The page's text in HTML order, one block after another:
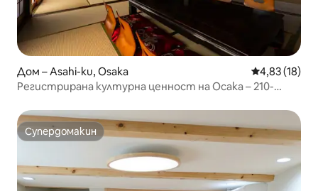
Дом – Asahi-ku, Osaka Средна
4,83 (18)
Регистрирана културна ценност на Осака – 210-
Супердомакин
Супердомакин